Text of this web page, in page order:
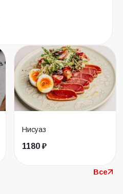
Нисуаз
1180 ₽
Все